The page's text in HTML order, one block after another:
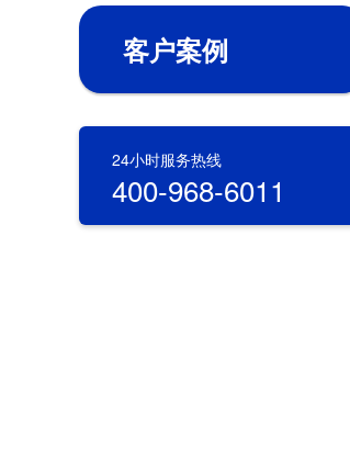
客户案例
24小时服务热线
400-968-6011